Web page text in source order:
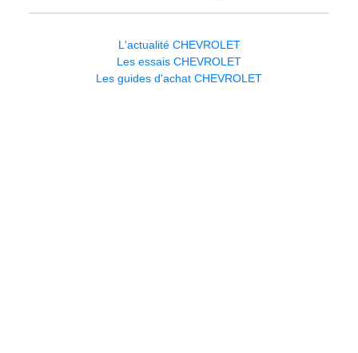
L'actualité CHEVROLET
Les essais CHEVROLET
Les guides d'achat CHEVROLET